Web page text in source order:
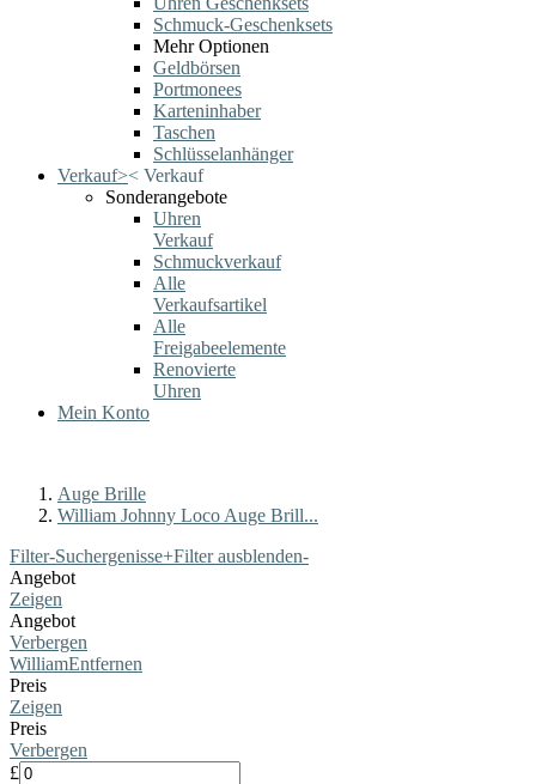
Schmuck-Geschenksets
Mehr Optionen
Geldbörsen
Portmonees
Karteninhaber
Taschen
Schlüsselanhänger
Verkauf>< Verkauf
Sonderangebote
Uhren
Verkauf
Schmuckverkauf
Alle
Verkaufsartikel
Alle
Freigabeelemente
Renovierte
Uhren
Mein Konto
Auge Brille
William Johnny Loco Auge Brill...
Filter-Suchergenisse+Filter ausblenden-
Angebot
Zeigen
Angebot
Verbergen
WilliamEntfernen
Preis
Zeigen
Preis
Verbergen
£